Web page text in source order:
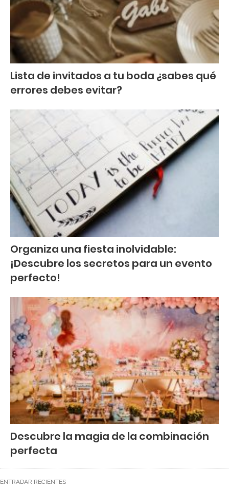
Lista de invitados a tu boda ¿sabes qué
errores debes evitar?
Organiza una fiesta inolvidable:
¡Descubre los secretos para un evento
perfecto!
Descubre la magia de la combinación
perfecta
ENTRADAR RECIENTES